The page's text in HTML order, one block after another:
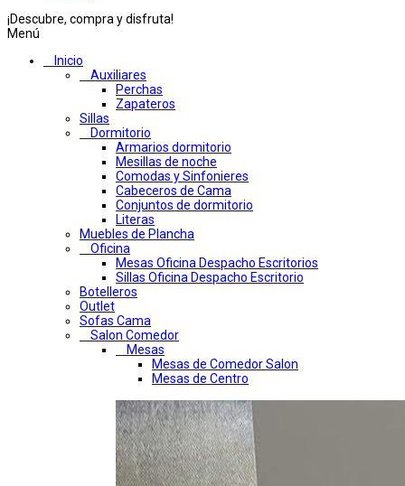
¡Descubre, compra y disfruta!
Menú
Inicio
Auxiliares
Perchas
Zapateros
Sillas
Dormitorio
Armarios dormitorio
Mesillas de noche
Comodas y Sinfonieres
Cabeceros de Cama
Conjuntos de dormitorio
Literas
Muebles de Plancha
Oficina
Mesas Oficina Despacho Escritorios
Sillas Oficina Despacho Escritorio
Botelleros
Outlet
Sofas Cama
Salon Comedor
Mesas
Mesas de Comedor Salon
Mesas de Centro